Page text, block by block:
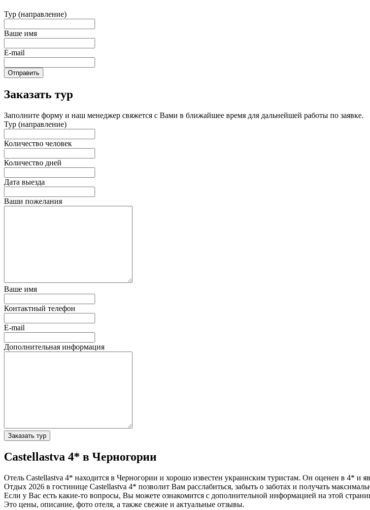
Тур (направление)
Ваше имя
E-mail
Отправить
Заказать тур
Заполните форму и наш менеджер свяжется с Вами в ближайшее время для дальнейшей работы по заявке.
Тур (направление)
Количество человек
Количество дней
Дата выезда
Ваши пожелания
Ваше имя
Контактный телефон
E-mail
Дополнительная информация
Заказать тур
Castellastva 4* в Черногории
Отель Castellastva 4* находится в Черногории и хорошо известен украинским туристам. Он оценен в 4* и
Отдых 2026 в гостинице Castellastva 4* позволит Вам расслабиться, забыть о заботах и получать
Если у Вас есть какие-то вопросы, Вы можете ознакомится с дополнительной информацией на этой
Это цены, описание, фото отеля, а также свежие и актуальные отзывы.